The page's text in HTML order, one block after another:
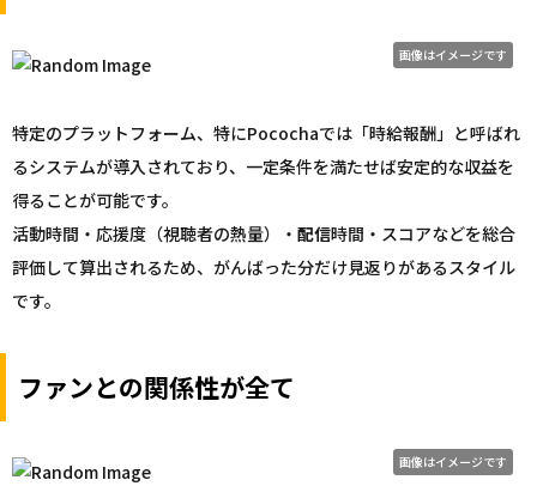
画像はイメージです
特定のプラットフォーム、特にPocochaでは「時給報酬」と呼ばれ
るシステムが導入されており、一定条件を満たせば安定的な収益を
得ることが可能です。
活動時間・応援度（視聴者の熱量）・ 配信時間・スコアなどを総合
評価して算出されるため、がんばった分だけ見返りがあるスタイル
です。
ファンとの関係性が全て
画像はイメージです